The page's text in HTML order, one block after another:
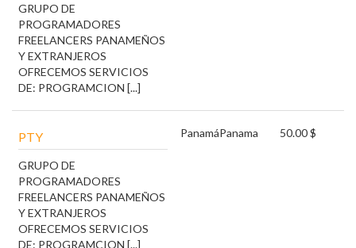
GRUPO DE
PROGRAMADORES
FREELANCERS PANAMEÑOS
Y EXTRANJEROS
OFRECEMOS SERVICIOS
DE: PROGRAMCION [...]
PTY
GRUPO DE
PROGRAMADORES
FREELANCERS PANAMEÑOS
Y EXTRANJEROS
OFRECEMOS SERVICIOS
DE: PROGRAMCION [...]
PanamáPanama 50.00 $